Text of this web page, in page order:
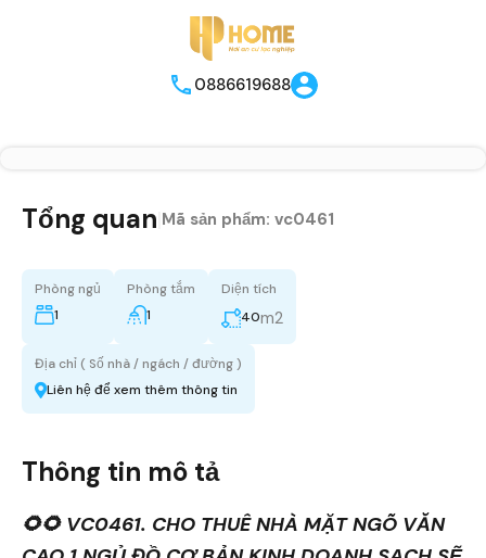
0886619688
Tổng quan Mã sản phẩm: vc0461
Phòng ngủ
1
Phòng tắm
1
Diện tích
40m2
Địa chỉ ( Số nhà / ngách / đường )
Liên hệ để xem thêm thông tin
Thông tin mô tả
🌻🌻 VC0461. CHO THUÊ NHÀ MẶT NGÕ VĂN